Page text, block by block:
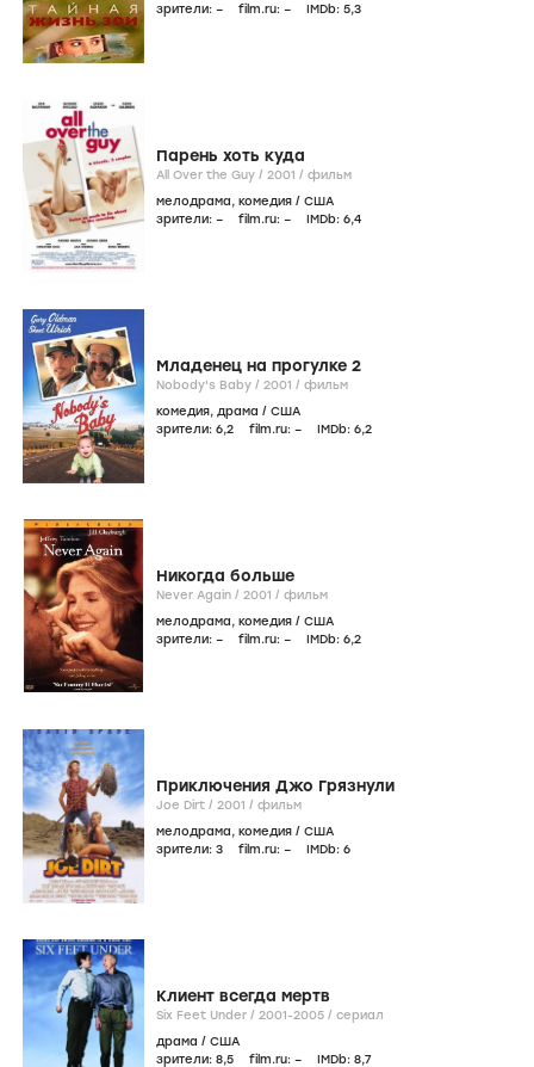
зрители: – film.ru: – IMDb: 5,3
Парень хоть куда
All Over the Guy / 2001 / фильм
мелодрама, комедия / США
зрители: – film.ru: – IMDb: 6,4
Младенец на прогулке 2
Nobody's Baby / 2001 / фильм
комедия, драма / США
зрители: 6,2 film.ru: – IMDb: 6,2
Никогда больше
Never Again / 2001 / фильм
мелодрама, комедия / США
зрители: – film.ru: – IMDb: 6,2
Приключения Джо Грязнули
Joe Dirt / 2001 / фильм
мелодрама, комедия / США
зрители: 3 film.ru: – IMDb: 6
Клиент всегда мертв
Six Feet Under / 2001-2005 / сериал
драма / США
зрители: 8,5 film.ru: – IMDb: 8,7